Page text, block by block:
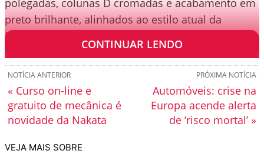
polegadas, colunas D cromadas e acabamento em
preto brilhante, alinhados ao estilo atual da
Mitsubishi.
CONTINUAR LENDO
PRÓXIMA NOTÍCIA
Automóveis: crise na
Europa acende alerta
de ‘risco mortal’ »
NOTÍCIA ANTERIOR
« Curso on-line e
gratuito de mecânica é
novidade da Nakata
VEJA MAIS SOBRE